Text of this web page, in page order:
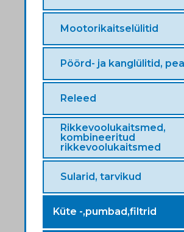
Mootorikaitselülitid
Pöörd- ja kanglülitid,
Releed
Rikkevoolukaitsmed,
kombineeritud
rikkevoolukaitsmed
Sularid, tarvikud
Küte -,pumbad,filtrid